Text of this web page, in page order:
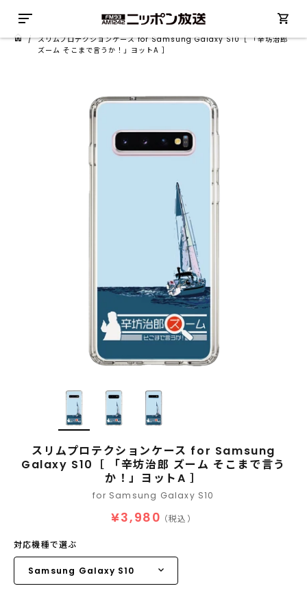
/スリムプロテクションケース for Samsung Galaxy S10［ 「辛坊治郎
ズーム そこまで言うか！」ヨットA ］
スリムプロテクションケース for Samsung
Galaxy S10［ 「辛坊治郎 ズーム そこまで言う
か！」ヨットA ］
for Samsung Galaxy S10
¥3,980 （税込）
対応機種で選ぶ